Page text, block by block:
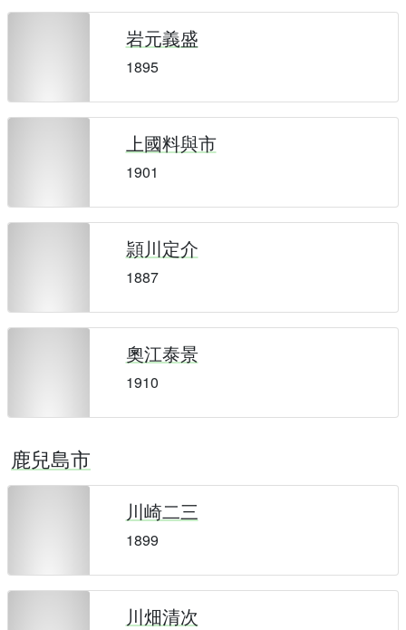
岩元義盛
1895
上國料與市
1901
頴川定介
1887
奧江泰景
1910
鹿兒島市
川崎二三
1899
川畑清次